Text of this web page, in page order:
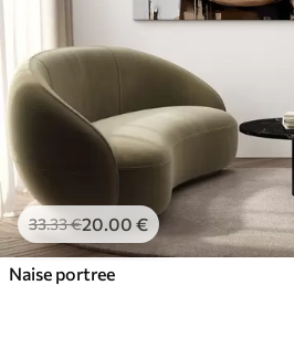
33.33€20.00 €
Naise portree